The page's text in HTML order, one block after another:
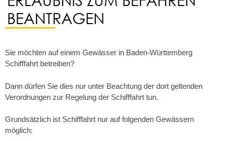
BEANTRAGEN
Sie möchten auf einem Gewässer in Baden-Württemberg
Schifffahrt betreiben?
Dann dürfen Sie dies nur unter Beachtung der dort geltenden
Verordnungen zur Regelung der Schifffahrt tun.
Grundsätzlich ist Schifffahrt nur auf folgenden Gewässern
möglich: